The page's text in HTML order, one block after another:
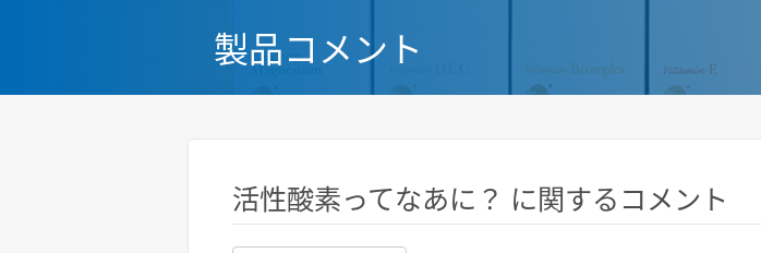
製品コメント
活性酸素ってなあに？ に関するコメント